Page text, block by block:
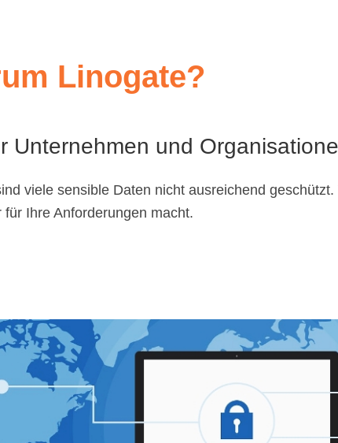
Linogate?
Unternehmen und
viele sensible Daten nicht ausreichend
für Ihre Anforderungen macht.